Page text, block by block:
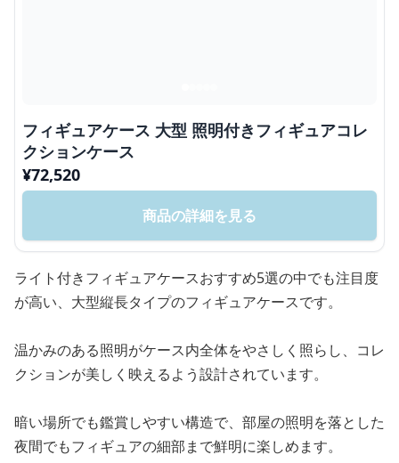
フィギュアケース 大型 照明付きフィギュアコレ
クションケース
¥72,520
商品の詳細を見る
ライト付きフィギュアケースおすすめ5選の中でも注目度
が高い、大型縦長タイプのフィギュアケースです。
温かみのある照明がケース内全体をやさしく照らし、コレ
クションが美しく映えるよう設計されています。
暗い場所でも鑑賞しやすい構造で、部屋の照明を落とした
夜間でもフィギュアの細部まで鮮明に楽しめます。